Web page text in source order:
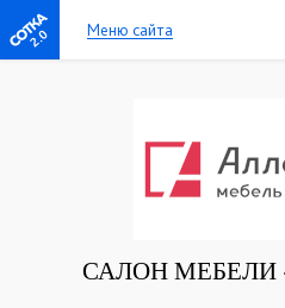
2.0 Меню сайта
САЛОН МЕБЕЛИ